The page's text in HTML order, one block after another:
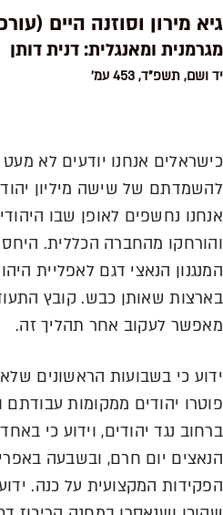
גיא מירון וסוזנה היים
מגרמנית ומאנגלית: דנית דותן
יד ושם, תשפ"ד, 453 עמ'
כישראלים אנחנו יודעים לא
להשמדתם של שישה מיליון
אנחנו נחשפים לאופן שבו
והורחקו מהחברה הכללית.
המנגנון הנאצי דגם לאפליית
בארצות שאותן כבש. קובץ
מאפשר לעקוב אחר תהליך זה.
ידוע כי בשבועות הראשונים
פוטרו יהודים ממקומות עבודתם
הנאצים יום חרם, ובשבעה
הפקידות המקצועית על כנה.